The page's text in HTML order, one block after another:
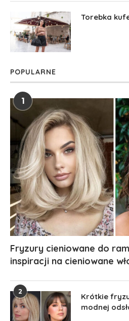
Torebka
POPULARNE
1
Fryzury cieniowane do
inspiracji na cieniowane
2
Krótkie
modnej